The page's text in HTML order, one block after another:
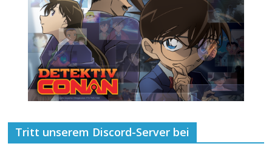
Tritt unserem Discord-Server bei